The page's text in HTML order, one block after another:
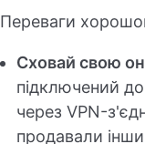
Переваги
Сховай свою
підключений
через VPN-
продавали